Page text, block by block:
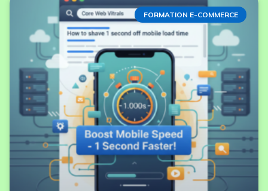
FORMATION E-COMMERCE